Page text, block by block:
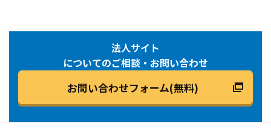
法人サイト
についてのご相談・お問い合わせ
お問い合わせフォーム(無料)